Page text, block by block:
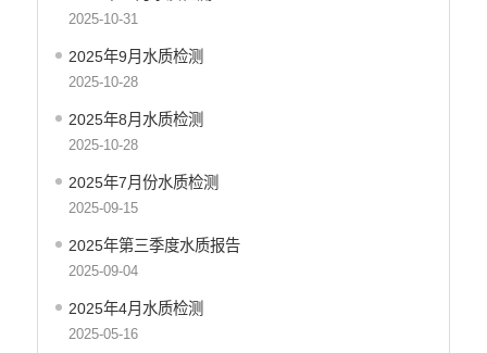
公共文化服务
义务教育
医疗卫生
2025-10-31
2025年9月水质检测
2025-10-28
2025年8月水质检测
2025-10-28
2025年7月份水质检测
2025-09-15
2025年第三季度水质报告
2025-09-04
2025年4月水质检测
2025-05-16